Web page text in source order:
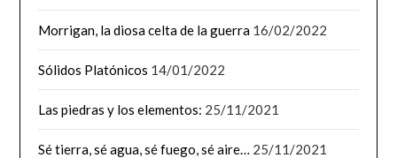
Morrigan, la diosa celta de la guerra 16/02/2022
Sólidos Platónicos 14/01/2022
Las piedras y los elementos: 25/11/2021
Sé tierra, sé agua, sé fuego, sé aire… 25/11/2021